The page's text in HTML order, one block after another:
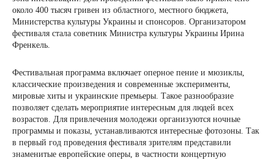
около 400 тысяч гривен из областного, местного бюджета,
Министерства культуры Украины и спонсоров. Организатором
фестиваля стала советник Министра культуры Украины Ирина
Френкель.
Фестивальная программа включает оперное пение и мюзиклы,
классические произведения и современные эксперименты,
мировые хиты и украинские премьеры. Такое разнообразие
позволяет сделать мероприятие интересным для людей всех
возрастов. Для привлечения молодежи организуются ночные
программы и показы, устанавливаются интересные фотозоны. Так
в первый год проведения фестиваля зрителям представили
знаменитые европейские оперы, в частности концертную